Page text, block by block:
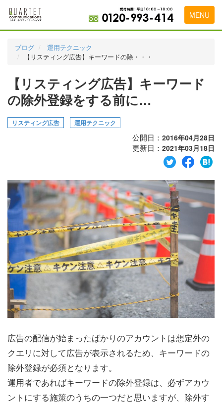
MENU
料金表
実績・お客様の声
初めて導入をお考えの方
代理店の乗り換えをお考えの方
会社概要
お問い合わせ
ブログ
運用テクニック
【リスティング広告】キーワードの除・・・
【リスティング広告】キーワード
の除外登録をする前に…
リスティング広告 運用テクニック
公開日： 2016年04月28日
更新日： 2021年03月18日
広告の配信が始まったばかりのアカウントは想定外の
クエリに対して広告が表示されるため、キーワードの
除外登録が必須となります。
運用者であればキーワードの除外登録は、必ずアカウ
ントにする施策のうちの一つだと思いますが、除外す